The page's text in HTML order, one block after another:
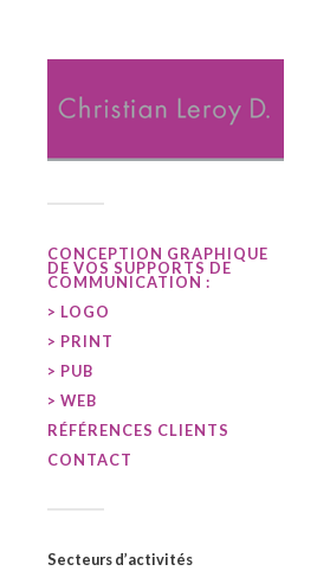
CONCEPTION GRAPHIQUE
DE VOS SUPPORTS DE
COMMUNICATION :
> LOGO
> PRINT
> PUB
> WEB
RÉFÉRENCES CLIENTS
CONTACT
Secteurs d’activités